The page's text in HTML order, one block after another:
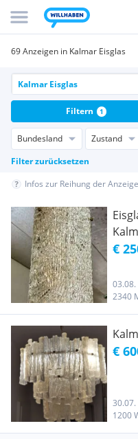
69 Anzeigen in Kalmar Eisglas
Bundesland Zustand
Filter zurücksetzen
Filtern 1
Infos zur Reihung der
€
2340
€
1200